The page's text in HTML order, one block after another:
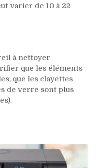
varier de 10 à 22
à nettoyer
que les éléments
que les clayettes
de verre sont plus